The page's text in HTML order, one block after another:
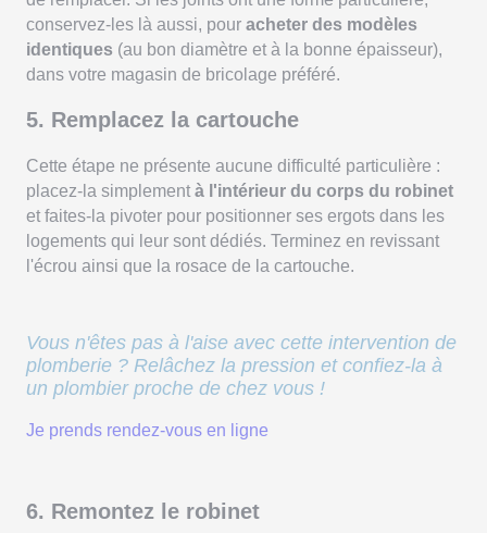
conservez-les là aussi, pour acheter des modèles
identiques (au bon diamètre et à la bonne épaisseur),
dans votre magasin de bricolage préféré.
5. Remplacez la cartouche
Cette étape ne présente aucune difficulté particulière :
placez-la simplement à l'intérieur du corps du robinet
et faites-la pivoter pour positionner ses ergots dans les
logements qui leur sont dédiés. Terminez en revissant
l'écrou ainsi que la rosace de la cartouche.
Vous n'êtes pas à l'aise avec cette intervention de
plomberie ? Relâchez la pression et confiez-la à
un plombier proche de chez vous !
Je prends rendez-vous en ligne
6. Remontez le robinet